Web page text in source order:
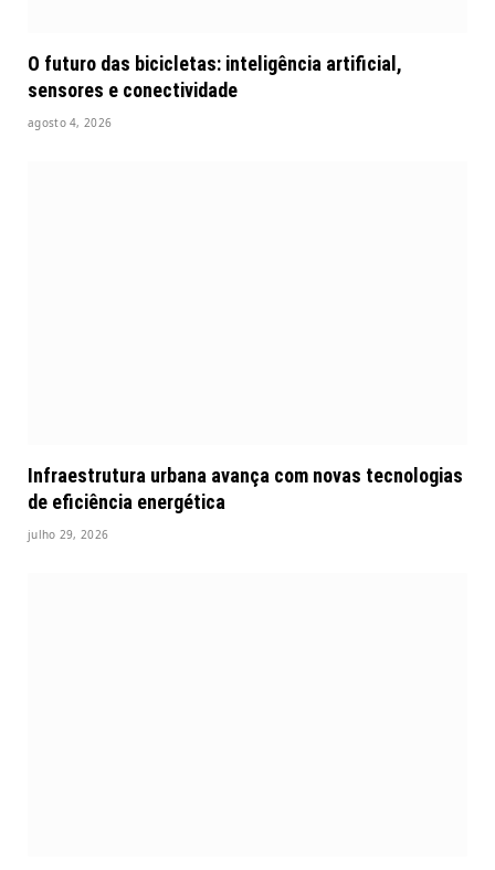
O futuro das bicicletas: inteligência artificial,
sensores e conectividade
agosto 4, 2026
Infraestrutura urbana avança com novas tecnologias
de eficiência energética
julho 29, 2026